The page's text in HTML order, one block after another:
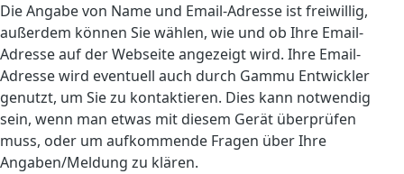
Die Angabe von Name und Email-Adresse ist freiwillig,
außerdem können Sie wählen, wie und ob Ihre Email-
Adresse auf der Webseite angezeigt wird. Ihre Email-
Adresse wird eventuell auch durch Gammu Entwickler
genutzt, um Sie zu kontaktieren. Dies kann notwendig
sein, wenn man etwas mit diesem Gerät überprüfen
muss, oder um aufkommende Fragen über Ihre
Angaben/Meldung zu klären.